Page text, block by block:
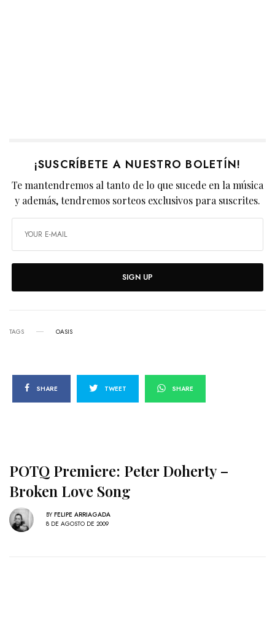
¡SUSCRÍBETE A NUESTRO BOLETÍN!
Te mantendremos al tanto de lo que sucede en la música
y además, tendremos sorteos exclusivos para suscrites.
SIGN UP
TAGS OASIS
SHARE TWEET SHARE
POTQ Premiere: Peter Doherty –
Broken Love Song
BY FELIPE ARRIAGADA
8 DE AGOSTO DE 2009